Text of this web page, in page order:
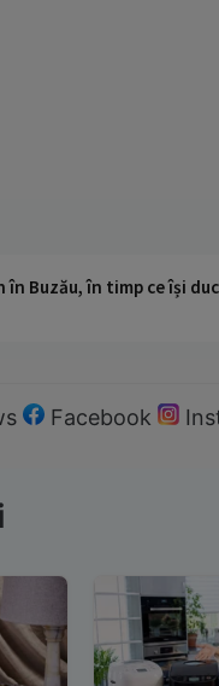
în Buzău, în timp ce își
Facebook